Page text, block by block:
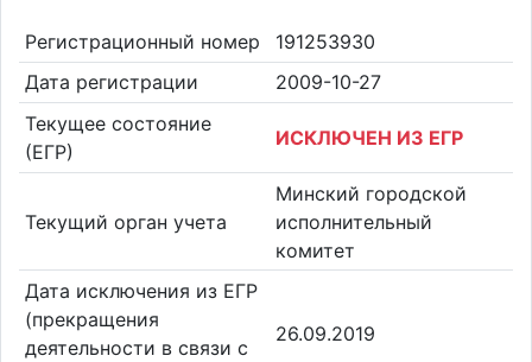
Регистрационный номер
191253930
Дата регистрации
2009-10-27
Текущее состояние
(ЕГР)
ИСКЛЮЧЕН ИЗ ЕГР
Текущий орган учета
Минский городской
исполнительный
комитет
Дата исключения из ЕГР
(прекращения
деятельности в связи с
26.09.2019